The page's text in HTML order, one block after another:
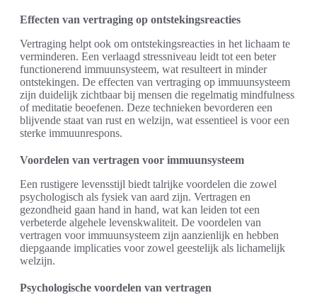
Effecten van vertraging op ontstekingsreacties
Vertraging helpt ook om ontstekingsreacties in het lichaam te
verminderen. Een verlaagd stressniveau leidt tot een beter
functionerend immuunsysteem, wat resulteert in minder
ontstekingen. De effecten van vertraging op immuunsysteem
zijn duidelijk zichtbaar bij mensen die regelmatig mindfulness
of meditatie beoefenen. Deze technieken bevorderen een
blijvende staat van rust en welzijn, wat essentieel is voor een
sterke immuunrespons.
Voordelen van vertragen voor immuunsysteem
Een rustigere levensstijl biedt talrijke voordelen die zowel
psychologisch als fysiek van aard zijn. Vertragen en
gezondheid gaan hand in hand, wat kan leiden tot een
verbeterde algehele levenskwaliteit. De voordelen van
vertragen voor immuunsysteem zijn aanzienlijk en hebben
diepgaande implicaties voor zowel geestelijk als lichamelijk
welzijn.
Psychologische voordelen van vertragen